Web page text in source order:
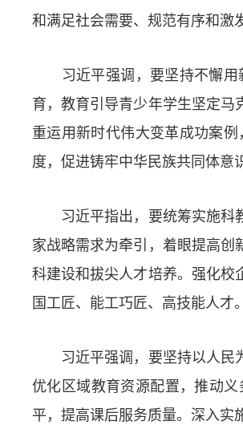
和满足社会需要、规范有序和激
习近平强调，要坚持不懈用
育，教育引导青少年学生坚定马
重运用新时代伟大变革成功案
度，促进铸牢中华民族共同体意
习近平指出，要统筹实施科教
家战略需求为牵引，着眼提高创
科建设和拔尖人才培养。强化校
国工匠、能工巧匠、高技能人才。
习近平强调，要坚持以人民为
优化区域教育资源配置，推动
平，提高课后服务质量。深入实